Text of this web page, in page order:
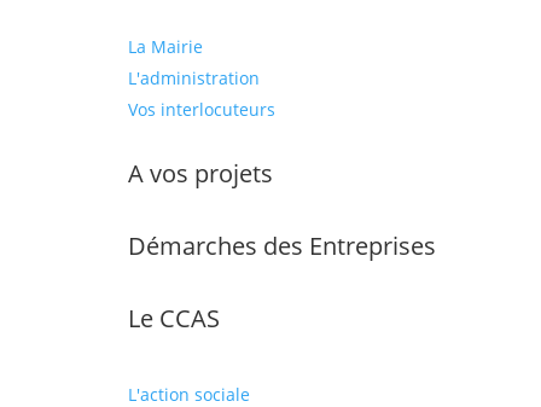
La Mairie
L'administration
Vos interlocuteurs
A vos projets
Démarches des Entreprises
Le CCAS
L'action sociale